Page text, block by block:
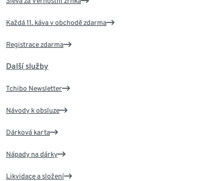
Každá 11. káva v obchodě zdarma
Registrace zdarma
Další služby
Tchibo Newsletter
Návody k obsluze
Dárková karta
Nápady na dárky
Likvidace a složení